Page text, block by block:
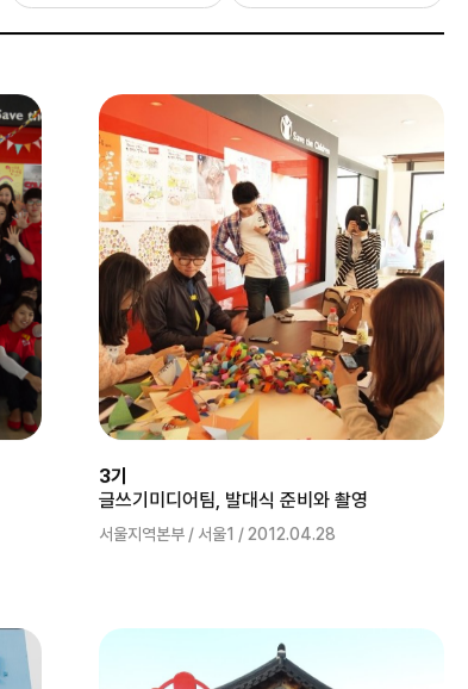
3기
글쓰기미디어팀, 발대식 준비와 촬영
서울지역본부 / 서울1 / 2012.04.28